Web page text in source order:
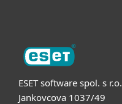
ESET software spol. s r.o.
Jankovcova 1037/49